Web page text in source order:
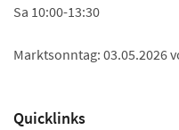
Sa 10:00-13:30
Marktsonntag: 03.05.2026
Quicklinks